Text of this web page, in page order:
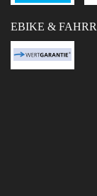
EBIKE &